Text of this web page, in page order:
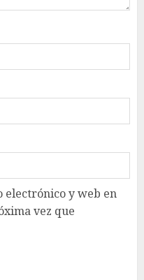
electrónico y web en
vez que